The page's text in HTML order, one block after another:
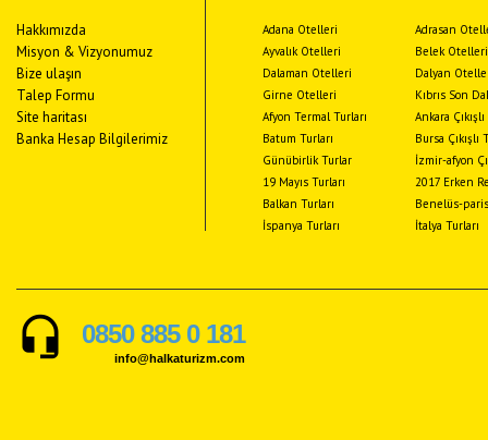
Hakkımızda
Misyon & Vizyonumuz
Bize ulaşın
Talep Formu
Site haritası
Banka Hesap Bilgilerimiz
Adana Otelleri
Adrasan
Ayvalık Otelleri
Belek Otelleri
Dalaman Otelleri
Dalyan
Girne Otelleri
Kıbrıs Son
Afyon Termal Turları
Ankara
Batum Turları
Bursa Çıkışlı
Günübirlik Turlar
İzmir-afyon
19 Mayıs Turları
2017 Erken
Balkan Turları
Benelüs-
İspanya Turları
İtalya Turları
headset_mic 0850 885 0 181
info@halkaturizm.com